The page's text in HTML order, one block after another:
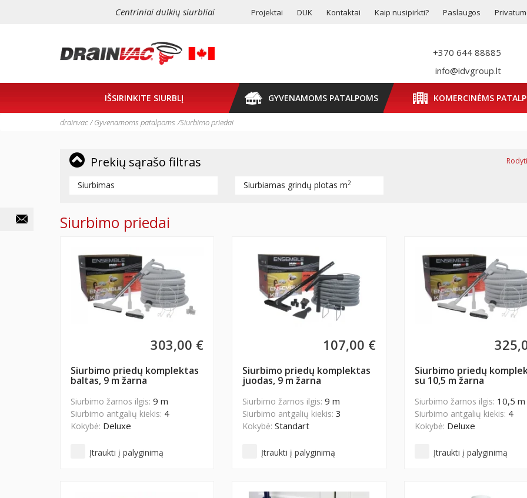
Centriniai dulkių siurbliai Projektai DUK Kontaktai Kaip nusipirkti? Paslaugos
+370 644 88885
info@idvgroup.lt
IŠSIRINKITE SIURBLĮ GYVENAMOMS PATALPOMS KOMERCINĖMS
drainvac/ Gyvenamoms patalpoms /Siurbimo priedai
Prekių sąrašo filtras
Siurbimas Siurbiamas grindų plotas m2
Siurbimo priedai
303,00 €
Siurbimo priedų komplektas
baltas, 9 m žarna
Siurbimo žarnos ilgis: 9 m
Siurbimo antgalių kiekis: 4
Kokybė: Deluxe
Įtraukti į palyginimą
107,00 €
Siurbimo priedų komplektas
juodas, 9 m žarna
Siurbimo žarnos ilgis: 9 m
Siurbimo antgalių kiekis: 3
Kokybė: Standart
Įtraukti į palyginimą
Siurbimo priedų
su 10,5 m žarna
Siurbimo žarnos ilgis: 10,5 m
Siurbimo antgalių kiekis: 4
Kokybė: Deluxe
Įtraukti į palyginimą